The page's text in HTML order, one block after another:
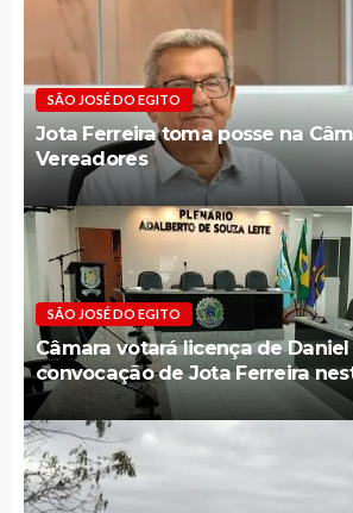
SÃO JOSÉ DO EGITO
Jota Ferreira toma posse na
Vereadores
SÃO JOSÉ DO EGITO
Câmara votará licença de
convocação de Jota Ferreira